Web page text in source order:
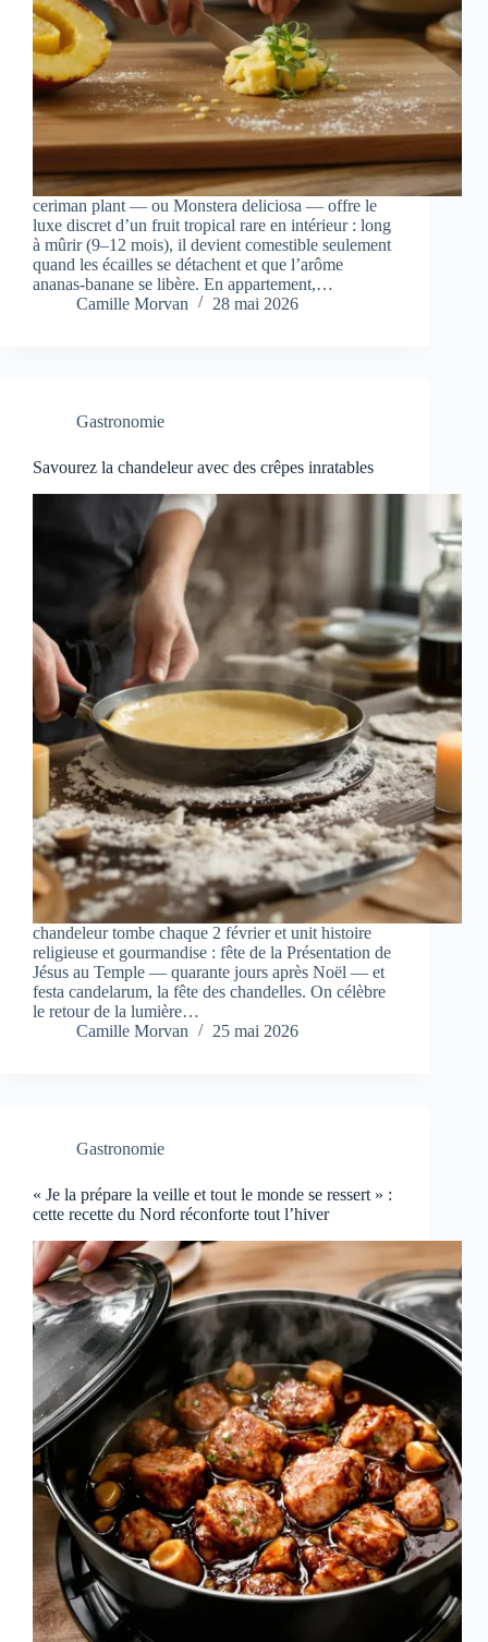
ceriman plant — ou Monstera deliciosa — offre le
luxe discret d’un fruit tropical rare en intérieur : long
à mûrir (9–12 mois), il devient comestible seulement
quand les écailles se détachent et que l’arôme
ananas‑banane se libère. En appartement,…
Camille Morvan
28 mai 2026
Gastronomie
Savourez la chandeleur avec des crêpes inratables
chandeleur tombe chaque 2 février et unit histoire
religieuse et gourmandise : fête de la Présentation de
Jésus au Temple — quarante jours après Noël — et
festa candelarum, la fête des chandelles. On célèbre
le retour de la lumière…
Camille Morvan
25 mai 2026
Gastronomie
« Je la prépare la veille et tout le monde se ressert » :
cette recette du Nord réconforte tout l’hiver